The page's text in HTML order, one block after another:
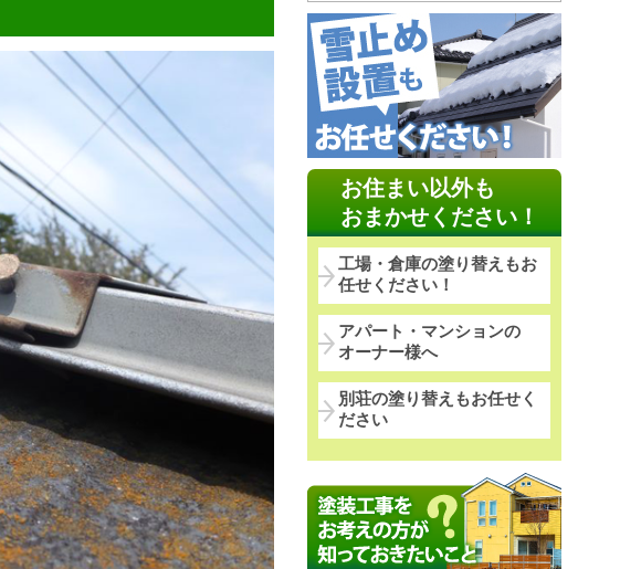
お住まい以外も
おまかせください！
工場・倉庫の塗り替えもお
任せください！
アパート・マンションの
オーナー様へ
別荘の塗り替えもお任せく
ださい